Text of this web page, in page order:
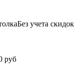
Без учета скидок
руб